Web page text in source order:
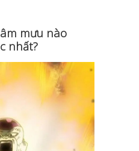
mưu nào
nhất?